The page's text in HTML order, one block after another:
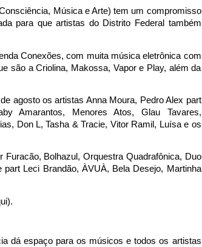
Música e Arte) tem um compromisso
para que artistas do Distrito Federal também
Conexões, com muita música eletrônica com
são a Criolina, Makossa, Vapor e Play, além da
agosto os artistas Anna Moura, Pedro Alex part
Amarantos, Menores Atos, Glau Tavares,
Don L, Tasha & Tracie, Vitor Ramil, Luísa e os
Bolhazul, Orquestra Quadrafônica, Duo
Leci Brandão, ÀVUÀ, Bela Desejo, Martinha
dá espaço para os músicos e todos os artistas